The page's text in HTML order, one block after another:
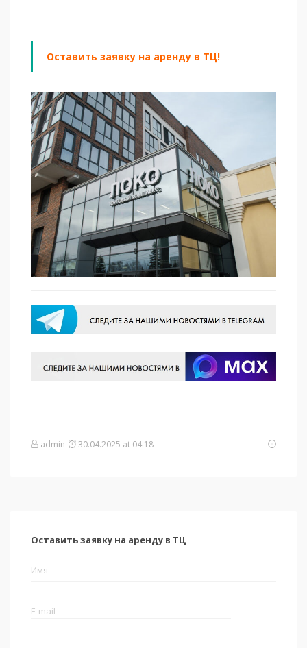
Оставить заявку на аренду в ТЦ!
admin 30.04.2025 at 04:18
Оставить заявку на аренду в ТЦ